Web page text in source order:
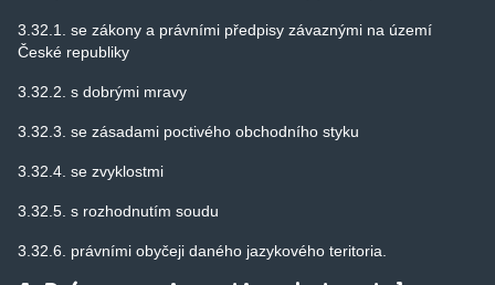
3.32.1. se zákony a právními předpisy závaznými na území
České republiky
3.32.2. s dobrými mravy
3.32.3. se zásadami poctivého obchodního styku
3.32.4. se zvyklostmi
3.32.5. s rozhodnutím soudu
3.32.6. právními obyčeji daného jazykového teritoria.